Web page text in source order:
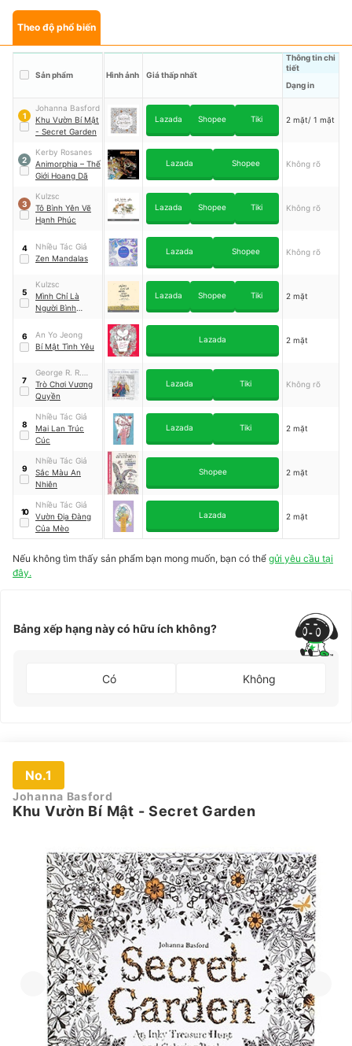
Theo độ phổ biến
Sản phẩm Hình ảnh Giá thấp nhất
Thông tin chi
tiết
Dạng in
1
Johanna Basford
Khu Vườn Bí Mật
- Secret Garden
Lazada Shopee Tiki 2 mặt/ 1 mặt
2
Kerby Rosanes
Animorphia – Thế
Giới Hoang Dã
Lazada Shopee Không rõ
3
Kulzsc
Tô Bình Yên Vẽ
Hạnh Phúc
Lazada Shopee Tiki Không rõ
4
Nhiều Tác Giả
Zen Mandalas
Lazada Shopee Không rõ
5
Kulzsc
Mình Chỉ Là
Người Bình
Lazada Shopee Tiki 2 mặt
6
An Yo Jeong
Bí Mật Tình Yêu
Lazada 2 mặt
7
George R. R.
Martin
Trò Chơi Vương
Quyền
Lazada Tiki Không rõ
8
Nhiều Tác Giả
Mai Lan Trúc
Cúc
Lazada Tiki 2 mặt
9
Nhiều Tác Giả
Sắc Màu An
Nhiên
Shopee 2 mặt
10
Nhiều Tác Giả
Vườn Địa Đàng
Của Mèo
Lazada 2 mặt
Nếu không tìm thấy sản phẩm bạn mong muốn, bạn có thể gửi yêu cầu tại
đây.
Bảng xếp hạng này có hữu ích không?
Có Không
No.1
Johanna Basford
Khu Vườn Bí Mật - Secret Garden